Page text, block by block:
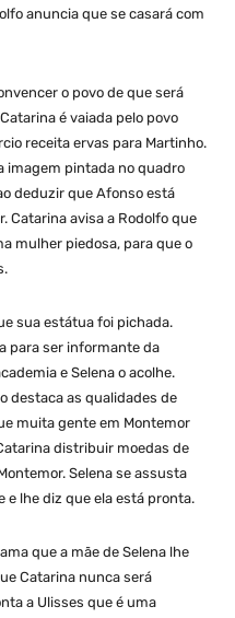
anuncia que se casará com
o povo de que será
é vaiada pelo povo
receita ervas para Martinho.
imagem pintada no quadro
deduzir que Afonso está
Catarina avisa a Rodolfo que
mulher piedosa, para que o
sua estátua foi pichada.
para ser informante da
e Selena o acolhe.
destaca as qualidades de
muita gente em Montemor
distribuir moedas de
Selena se assusta
e lhe diz que ela está pronta.
que a mãe de Selena lhe
Catarina nunca será
a Ulisses que é uma